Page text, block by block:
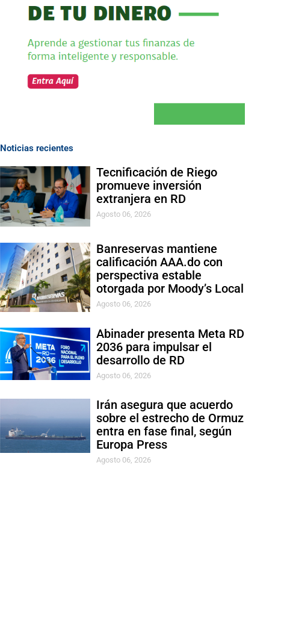
Noticias recientes
Tecnificación de Riego
promueve inversión
extranjera en RD
Agosto 06, 2026
Banreservas mantiene
calificación AAA.do con
perspectiva estable
otorgada por Moody’s Local
Agosto 06, 2026
Abinader presenta Meta RD
2036 para impulsar el
desarrollo de RD
Agosto 06, 2026
Irán asegura que acuerdo
sobre el estrecho de Ormuz
entra en fase final, según
Europa Press
Agosto 06, 2026